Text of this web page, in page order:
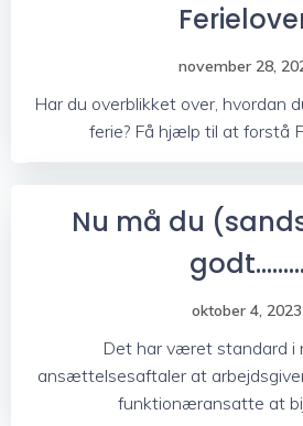
november 28,
Har du overblikket over, hvordan
ferie? Få hjælp til at forstå
Nu må du
godt………
oktober 4, 2023
Det har været standard i
ansættelsesaftaler at
funktionæransatte at